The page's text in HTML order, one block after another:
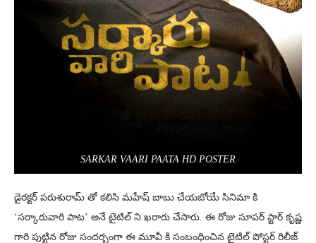
SARKAR VAARI PAATA HD POSTER
డైరక్టర్ పరుశురామ్ తో కలిసి మహేష్ బాబు చేయబోయే సినిమా కి
‘సర్కారువారి పాట’ అనే టైటిల్ ని ఖరారు చేసారు. ఈ రోజు సూపర్ స్టార్ కృష్ణ
గారి పుట్టిన రోజు సందర్భంగా ఈ మూవీ కి సంబంధించిన టైటిల్ పోస్టర్ రిలీజ్